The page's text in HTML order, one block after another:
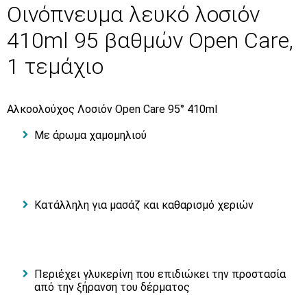
Οινόπνευμα λευκό λοσιόν
410ml 95 βαθμών Open Care,
1 τεμάχιο
Αλκοολούχος Λοσιόν Open Care 95° 410ml
Με άρωμα χαμομηλιού
Κατάλληλη για μασάζ και καθαρισμό χεριών
Περιέχει γλυκερίνη που επιδιώκει την προστασία
από την ξήρανση του δέρματος